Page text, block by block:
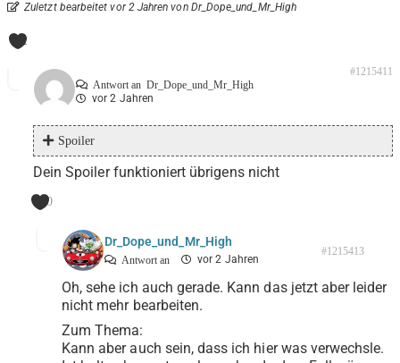
Zuletzt bearbeitet vor 2 Jahren von Dr_Dope_und_Mr_High
1
Antwort an Dr_Dope_und_Mr_High
vor 2 Jahren
#1215411
Spoiler
Dein Spoiler funktioniert übrigens nicht
0
Dr_Dope_und_Mr_High
Antwort an vor 2 Jahren
#1215413
Oh, sehe ich auch gerade. Kann das jetzt aber leider
nicht mehr bearbeiten.
Zum Thema:
Kann aber auch sein, dass ich hier was verwechsle.